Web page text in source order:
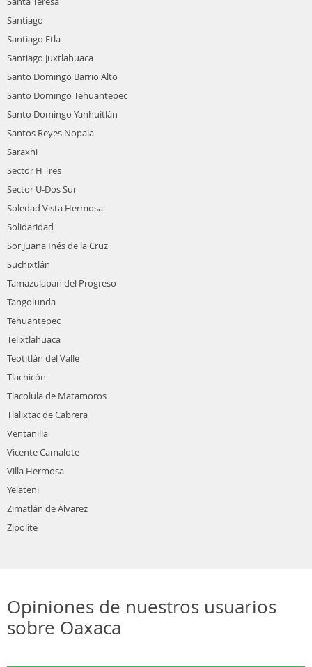
Santiago
Santiago Etla
Santiago Juxtlahuaca
Santo Domingo Barrio Alto
Santo Domingo Tehuantepec
Santo Domingo Yanhuitlán
Santos Reyes Nopala
Saraxhi
Sector H Tres
Sector U-Dos Sur
Soledad Vista Hermosa
Solidaridad
Sor Juana Inés de la Cruz
Suchixtlán
Tamazulapan del Progreso
Tangolunda
Tehuantepec
Telixtlahuaca
Teotitlán del Valle
Tlachicón
Tlacolula de Matamoros
Tlalixtac de Cabrera
Ventanilla
Vicente Camalote
Villa Hermosa
Yelateni
Zimatlán de Álvarez
Zipolite
Opiniones de nuestros usuarios
sobre Oaxaca